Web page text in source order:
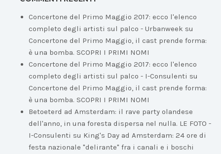
Concertone del Primo Maggio 2017: ecco l'elenco
completo degli artisti sul palco - Urbanweek su
Concertone del Primo Maggio, il cast prende forma:
è una bomba. SCOPRI I PRIMI NOMI
Concertone del Primo Maggio 2017: ecco l'elenco
completo degli artisti sul palco - I-Consulenti su
Concertone del Primo Maggio, il cast prende forma:
è una bomba. SCOPRI I PRIMI NOMI
Betoeterd ad Amsterdam: il rave party olandese
dell'anno, in una foresta dispersa nel nulla. LE FOTO -
I-Consulenti su King's Day ad Amsterdam: 24 ore di
festa nazionale "delirante" fra i canali e i boschi